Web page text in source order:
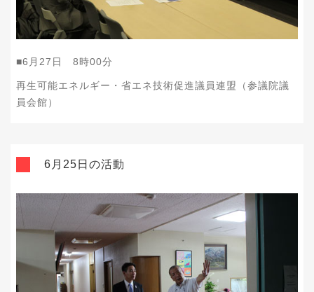
■6 月 27 日 8時00分
再生可能エネルギー・省エネ技術促進議員連盟（参議院議
員会館）
6月25日の活動